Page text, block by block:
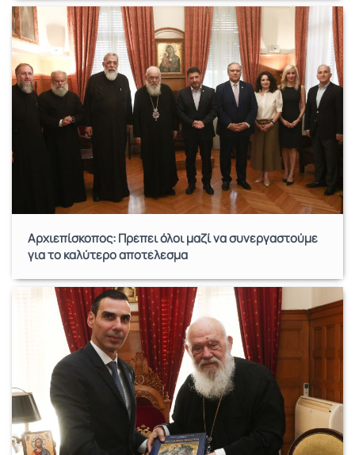
Αρχιεπίσκοπος: Πρέπει όλοι μαζί να συνεργαστούμε
για το καλύτερο αποτέλεσμα